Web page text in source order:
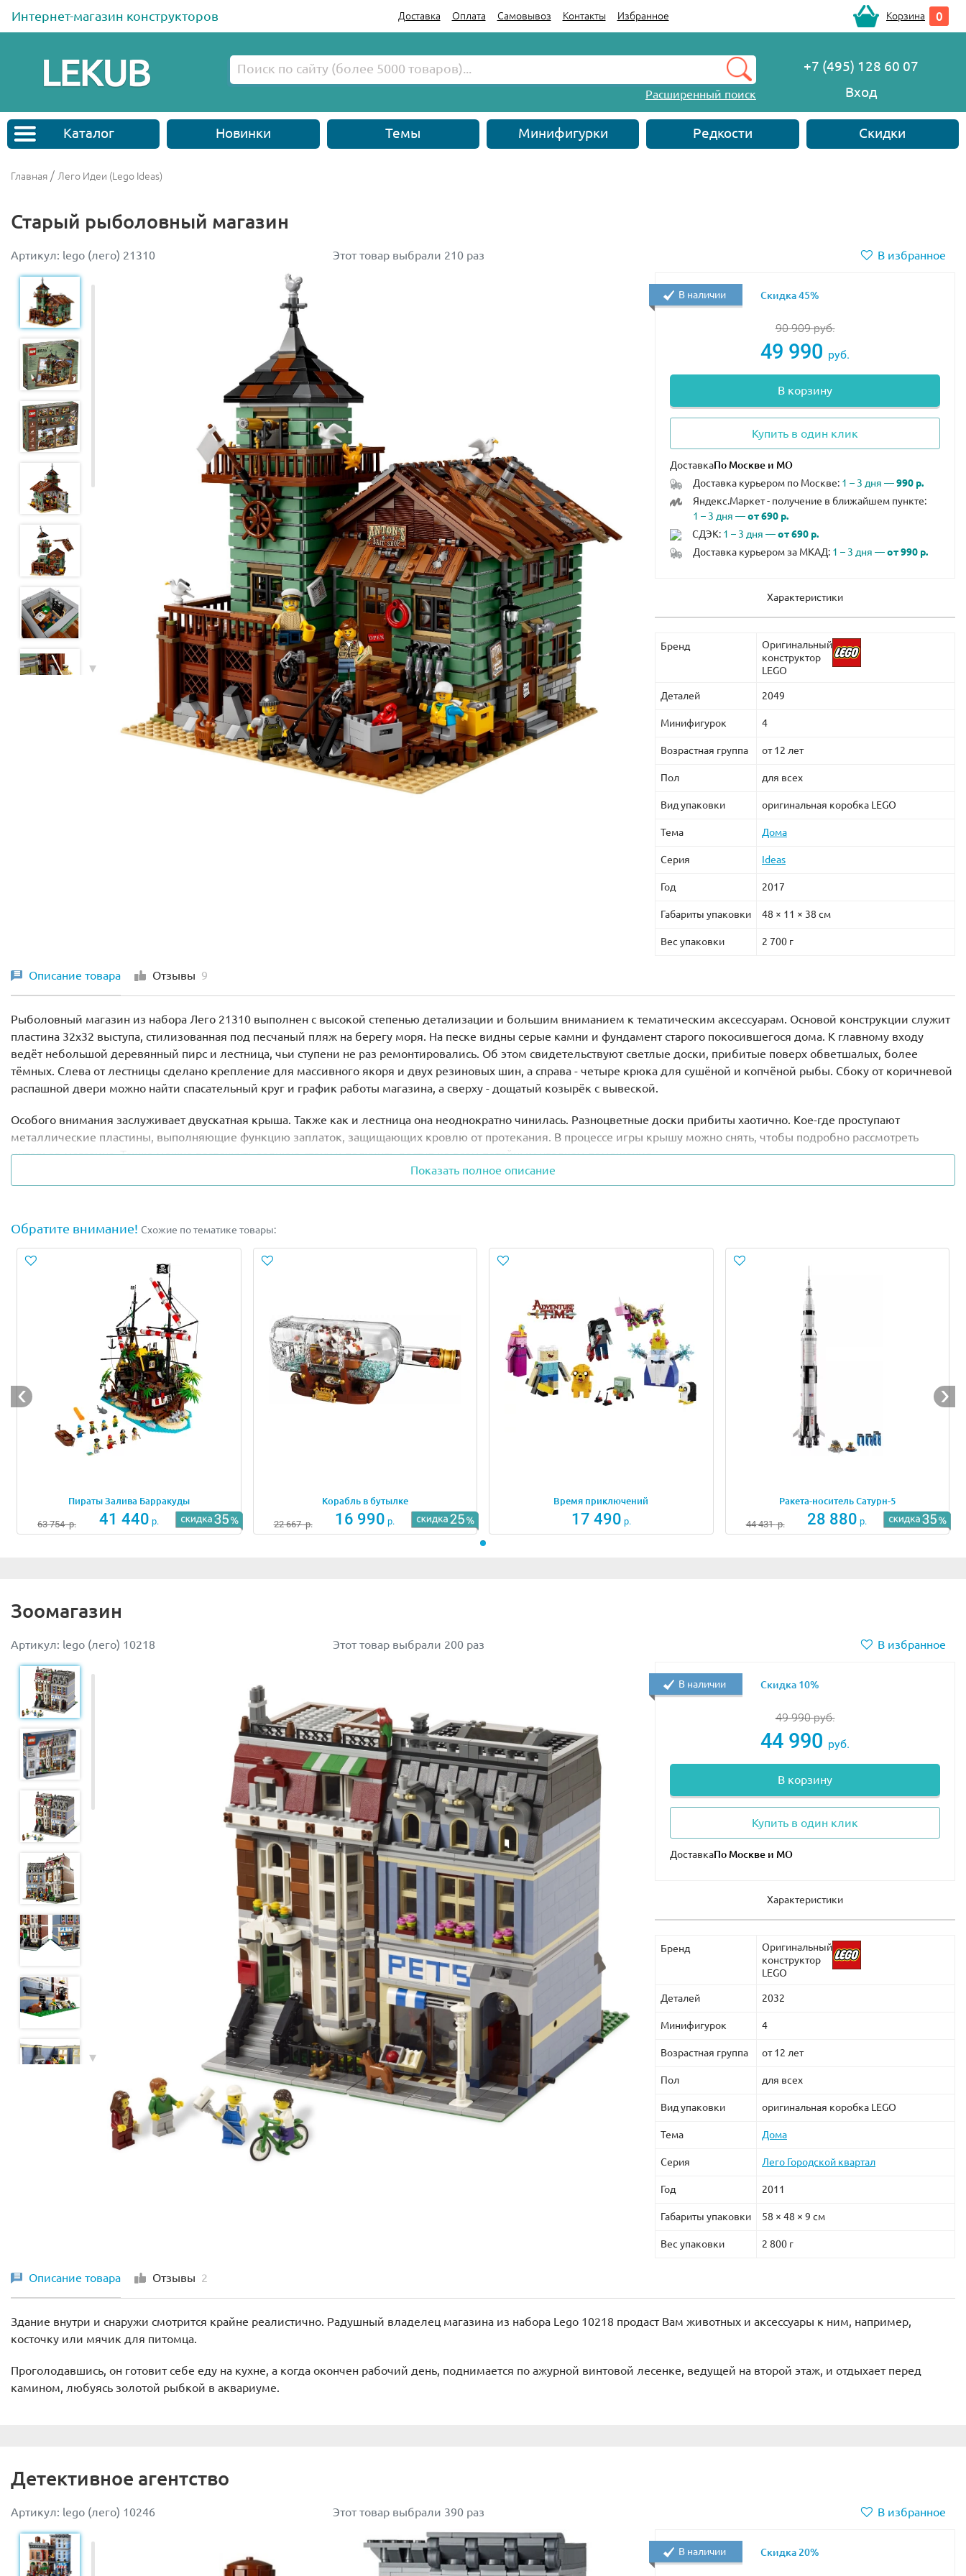
Интернет-магазин конструкторов Доставка Оплата Самовывоз Контакты Избранное Корзина 0
Расширенный поиск
+7 (495) 128 60 07
Вход
Каталог Новинки Темы Минифигурки Редкости Скидки
Главная / Лего Идеи (Lego Ideas)
Старый рыболовный магазин
Артикул: lego (лего) 21310 Этот товар выбрали 210 раз В избранное
90 909руб.
49 990 руб.
В корзину
Купить в один клик
Доставка
Доставка курьером по Москве: 1 – 3 дня —990 р.
Яндекс.Маркет - получение в ближайшем пункте:
1 – 3 дня —от 690 р.
СДЭК: 1 – 3 дня —от 690 р.
Доставка курьером за МКАД: 1 – 3 дня —от 990 р.
В наличии Скидка 45%
Характеристики
Бренд
Оригинальный
конструктор
LEGO
Деталей 2049
Минифигурок 4
Возрастная группа от 12 лет
Пол для всех
Вид упаковки оригинальная коробка LEGO
Тема Дома
Серия Ideas
Год 2017
Габариты упаковки 48 × 11 × 38 см
Вес упаковки 2 700 г
Описание товара Отзывы 9
Рыболовный магазин из набора Лего 21310 выполнен с высокой степенью детализации и большим вниманием к тематическим аксессуарам. Основой конструкции служит
пластина 32х32 выступа, стилизованная под песчаный пляж на берегу моря. На песке видны серые камни и фундамент старого покосившегося дома. К главному входу
ведёт небольшой деревянный пирс и лестница, чьи ступени не раз ремонтировались. Об этом свидетельствуют светлые доски, прибитые поверх обветшалых, более
тёмных. Слева от лестницы сделано крепление для массивного якоря и двух резиновых шин, а справа - четыре крюка для сушёной и копчёной рыбы. Сбоку от коричневой
распашной двери можно найти спасательный круг и график работы магазина, а сверху - дощатый козырёк с вывеской.
Особого внимания заслуживает двускатная крыша. Также как и лестница она неоднократно чинилась. Разноцветные доски прибиты хаотично. Кое-где проступают
металлические пластины, выполняющие функцию заплаток, защищающих кровлю от протекания. В процессе игры крышу можно снять, чтобы подробно рассмотреть
интерьер магазина. Также можно распахнуть заднюю стену и получить доступ ко всем потайным уголкам помещения.
Внутри, слева от главного входа располагается прилавок. На нём поставлен кассовый аппарат, кружка, бутылка и настольная лампа. Рядом разложены списки покупок и
наборы приманок.
Центральное место в магазине отведено более сложному оборудованию. На специальных подставках размещены 3 шлема для дайвинга, 3 кислородных баллона, ласты,
спасательный жилет, а также ремонтный инвентарь.
На стенах магазина можно встретить множество интересных элементов. Кроме ярко-жёлтого светильника здесь есть географические карты, картина, секстант,
спасательные круги и цепь с бакеном. Под полом дома сделана небольшая ниша, напоминающая погреб. Это место очень приглянулось пауку, который решил тут
поселиться и сплести огромную паутину.
Из магазина существует проход в сторожевую вышку. Узкий коридор ведёт к ступенькам, поднявшись по которым, можно очутиться в рабочем кабинете. Чтобы его как
следует рассмотреть, можно снять верхнюю часть вышки, имеющую модульное строение. Внутри Вы найдёте плиточный пол, стол с выдвижными ящиками, стул,
настольную зелёную лампу, газету и лестницу, ведущую на смотровую площадку.
Верхнюю часть вышки окружает деревянный балкон с балясинами и перилами. По нему можно обойти постройку кругом и рассмотреть все окрестности. Спереди сделано
крепление для штурвала, флага и подзорной трубы, а сверху – основание для флюгера, выполненного в виде серебристого петушка.
В наборе присутствуют 4 минифигурки: капитан, рыбак, жена рыбака и их сын, а также много фигурок животных: кошка, 3 чайки, рыбы, крабы и раки.
Показать полное описание
Обратите внимание! Схожие по тематике товары:
Пираты Залива Барракуды
63 754р. 41 440 р.
Корабль в бутылке
22 667р. 16 990 р.
Время приключений
17 490 р.
Ракета-носитель Сатурн-5
44 431р. 28 880 р.
Зоомагазин
Артикул: lego (лего) 10218 Этот товар выбрали 200 раз В избранное
49 990руб.
44 990 руб.
В корзину
Купить в один клик
Доставка
В наличии Скидка 10%
Характеристики
Бренд
Оригинальный
конструктор
LEGO
Деталей 2032
Минифигурок 4
Возрастная группа от 12 лет
Пол для всех
Вид упаковки оригинальная коробка LEGO
Тема Дома
Серия Лего Городской квартал
Год 2011
Габариты упаковки 58 × 48 × 9 см
Вес упаковки 2 800 г
Описание товара Отзывы 2
Здание внутри и снаружи смотрится крайне реалистично. Радушный владелец магазина из набора Lego 10218 продаст Вам животных и аксессуары к ним, например,
косточку или мячик для питомца.
Проголодавшись, он готовит себе еду на кухне, а когда окончен рабочий день, поднимается по ажурной винтовой лесенке, ведущей на второй этаж, и отдыхает перед
камином, любуясь золотой рыбкой в аквариуме.
Детективное агентство
Артикул: lego (лего) 10246 Этот товар выбрали 390 раз В избранное
В наличии Скидка 20%